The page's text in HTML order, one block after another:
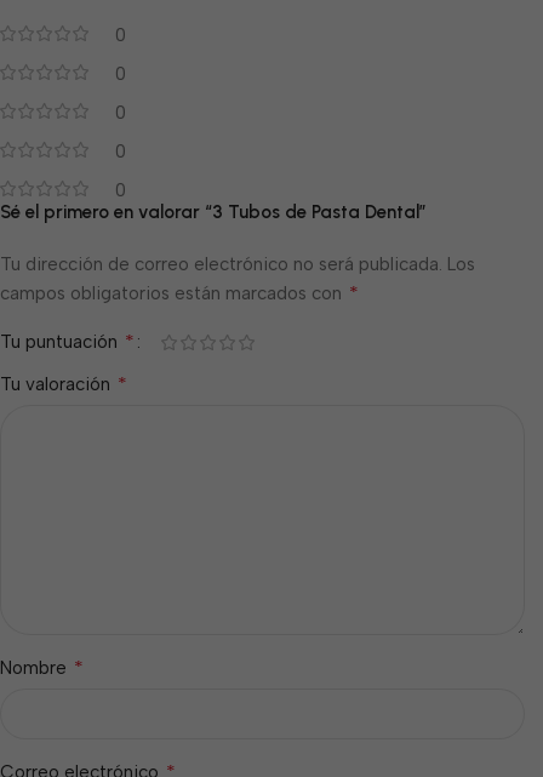
0
0
0
0
0
Sé el primero en valorar “3 Tubos de Pasta Dental”
Tu dirección de correo electrónico no será publicada. Los
campos obligatorios están marcados con *
Tu puntuación *
Tu valoración *
Nombre *
Correo electrónico *